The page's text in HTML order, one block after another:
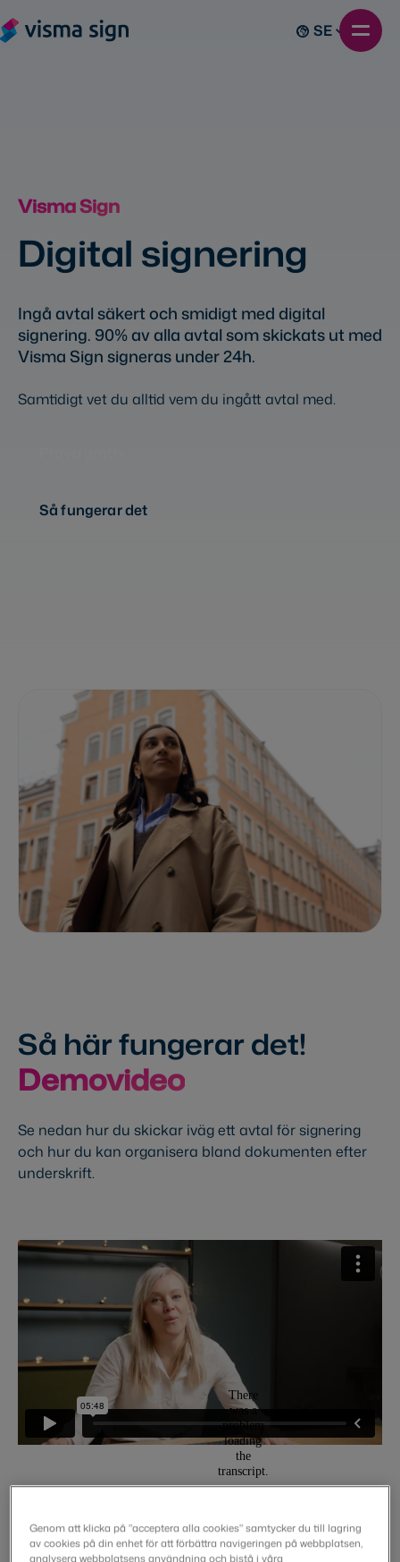
SE
Visma Sign
Digital signering
Ingå avtal säkert och smidigt med digital
signering. 90% av alla avtal som skickats ut med
Visma Sign signeras under 24h.
Samtidigt vet du alltid vem du ingått avtal med.
Så fungerar det
Så här fungerar det!
Demovideo
Se nedan hur du skickar iväg ett avtal för signering
och hur du kan organisera bland dokumenten efter
underskrift.
Genom att klicka på "acceptera alla cookies" samtycker du till lagring
av cookies på din enhet för att förbättra navigeringen på webbplatsen,
analysera webbplatsens användning och bistå i våra